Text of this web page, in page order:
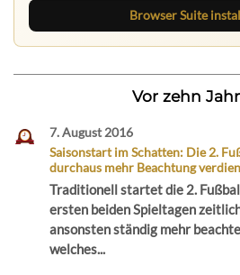
Browser Suite
Vor zehn
7. August 2016
Saisonstart im Schatten: Die 2.
durchaus mehr Beachtung
Traditionell startet die 2.
ersten beiden Spieltagen
ansonsten ständig mehr
welches...